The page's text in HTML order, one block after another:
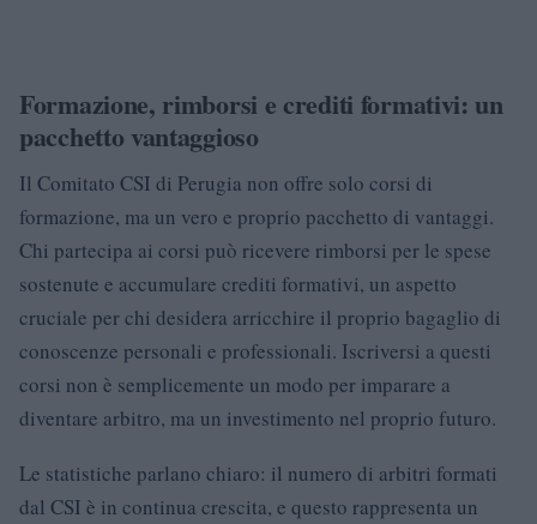
Formazione, rimborsi e crediti formativi: un
pacchetto vantaggioso
Il Comitato CSI di Perugia non offre solo corsi di
formazione, ma un vero e proprio pacchetto di vantaggi.
Chi partecipa ai corsi può ricevere rimborsi per le spese
sostenute e accumulare crediti formativi, un aspetto
cruciale per chi desidera arricchire il proprio bagaglio di
conoscenze personali e professionali. Iscriversi a questi
corsi non è semplicemente un modo per imparare a
diventare arbitro, ma un investimento nel proprio futuro.
Le statistiche parlano chiaro: il numero di arbitri formati
dal CSI è in continua crescita, e questo rappresenta un